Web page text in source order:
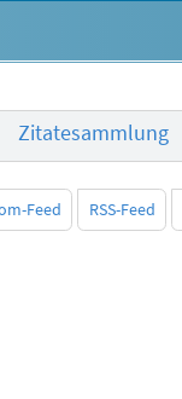
Zitatesammlung
Feed RSS-Feed